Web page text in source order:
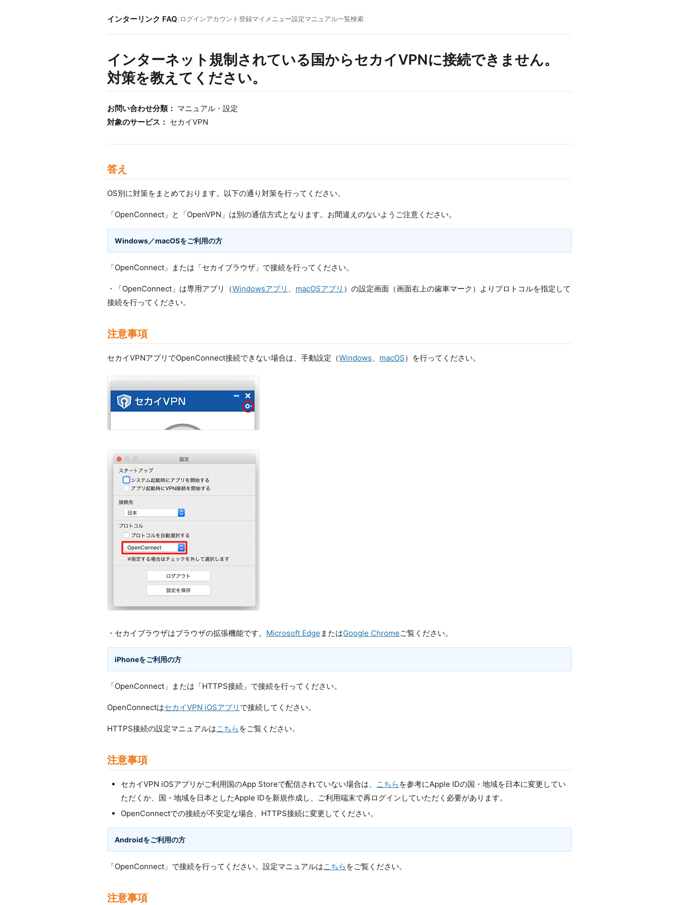
インターリンク FAQ ログインアカウント登録マイメニュー設定マニュアル一覧検索
インターネット規制されている国からセカイVPNに接続できません。
対策を教えてください。
お問い合わせ分類： マニュアル・設定
対象のサービス： セカイVPN
答え
OS別に対策をまとめております。以下の通り対策を行ってください。
「OpenConnect」と「OpenVPN」は別の通信方式となります。お間違えのないようご注意ください。
Windows／macOSをご利用の方
「OpenConnect」または「セカイブラウザ」で接続を行ってください。
・「OpenConnect」は専用アプリ（Windowsアプリ 、 macOSアプリ ）の設定画面（画面右上の歯車マーク）よりプロトコルを指定して
接続を行ってください。
注意事項
セカイVPNアプリでOpenConnect接続できない場合は、手動設定（Windows、 macOS）を行ってください。
・セカイブラウザはブラウザの拡張機能です。 Microsoft Edge またはGoogle Chromeご覧ください。
iPhoneをご利用の方
「OpenConnect」または「HTTPS接続」で接続を行ってください。
OpenConnectはセカイVPN iOSアプリ で接続してください。
HTTPS接続の設定マニュアルはこちら をご覧ください。
注意事項
セカイVPN iOSアプリがご利用国のApp Storeで配信されていない場合は、 こちら を参考にApple IDの国・地域を日本に変更してい
ただくか、国・地域を日本としたApple IDを新規作成し、ご利用端末で再ログインしていただく必要があります。
OpenConnectでの接続が不安定な場合、HTTPS接続に変更してください。
Androidをご利用の方
「OpenConnect」で接続を行ってください。設定マニュアルはこちら をご覧ください。
注意事項